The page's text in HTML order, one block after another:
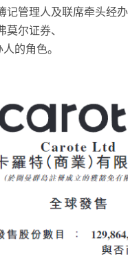
记管理人及联席牵头经办
尔证券、
的角色。